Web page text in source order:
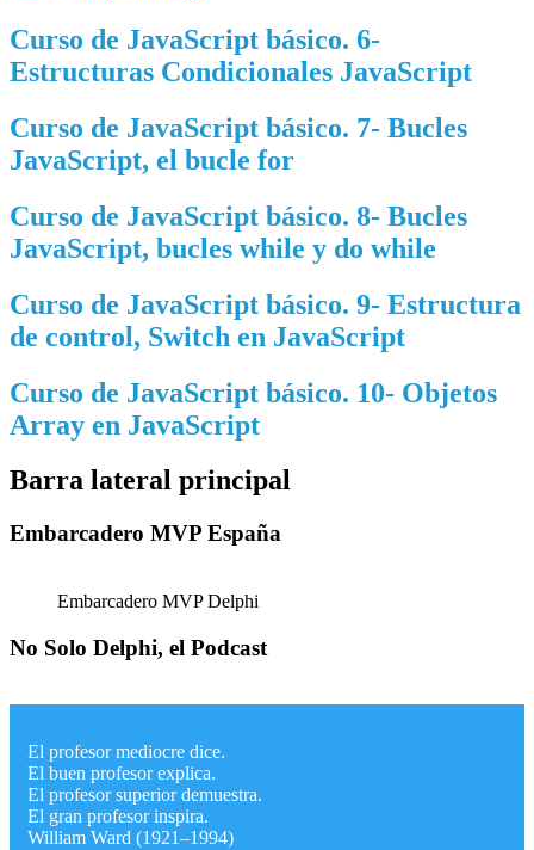
Curso de JavaScript básico. 6-
Estructuras Condicionales JavaScript
Curso de JavaScript básico. 7- Bucles
JavaScript, el bucle for
Curso de JavaScript básico. 8- Bucles
JavaScript, bucles while y do while
Curso de JavaScript básico. 9- Estructura
de control, Switch en JavaScript
Curso de JavaScript básico. 10- Objetos
Array en JavaScript
Barra lateral principal
Embarcadero MVP España
Embarcadero MVP Delphi
No Solo Delphi, el Podcast
El profesor mediocre dice.
El buen profesor explica.
El profesor superior demuestra.
El gran profesor inspira.
William Ward (1921–1994)